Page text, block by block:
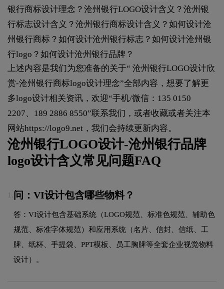
银行商标设计理念？沧州银行LOGO设计含义？沧州银
行标志设计含义？沧州银行商标设计含义？如何设计沧
州银行商标？如何设计沧州银行标志？如何设计沧州银
行logo？如何设计沧州银行品牌？
上述内容是我们为您准备的关于“ 沧州银行LOGO设计欣
赏-沧州银行商标logo设计理念”全部内容，想要了解更
多logo设计相关资讯，欢迎“手机/微信：135 0150
2207、189 2886 8550”联系我们，或者收藏或者关注本
网站https://logo9.net ，我们会持续更新内容。
沧州银行LOGO设计-沧州银行品牌
logo设计含义常见问题FAQ
问：VI设计包含哪些物料？
答：VI设计包含基础系统（LOGO规范、标准色规范、辅助色
规范、标准字体规范）和应用系统（名片、信封、信纸、工
牌、纸杯、手提袋、PPT模板、员工胸牌等全套企业视觉物料
设计）。